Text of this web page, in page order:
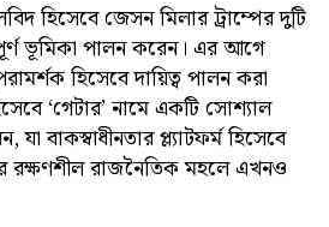
হিসেবে জেসন মিলার ট্রাম্পের দুটি
ভূমিকা পালন করেন। এর আগে
হিসেবে দায়িত্ব পালন করা
‘গেটার’ নামে একটি সোশ্যাল
যা বাকস্বাধীনতার প্ল্যাটফর্ম হিসেবে
রক্ষণশীল রাজনৈতিক মহলে এখনও